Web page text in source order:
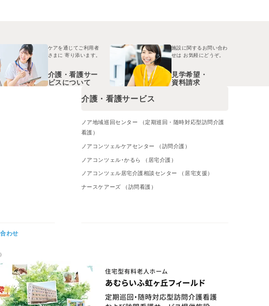
ケアを通じてご利用者
さまに寄り添います。
介護・看護サー
ビスについて
施設に関するお問い合わ
せは お気軽にどうぞ。
見学希望・
資料請求
介護・看護サービス
ノア地域巡回センター （定期巡回・随時対応型訪問介護
看護）
ノアコンツェルケアセンター （訪問介護）
ノアコンツェル･かるら （居宅介護）
ノアコンツェル居宅介護相談センター （居宅支援）
ナースケアーズ （訪問看護）
わせ